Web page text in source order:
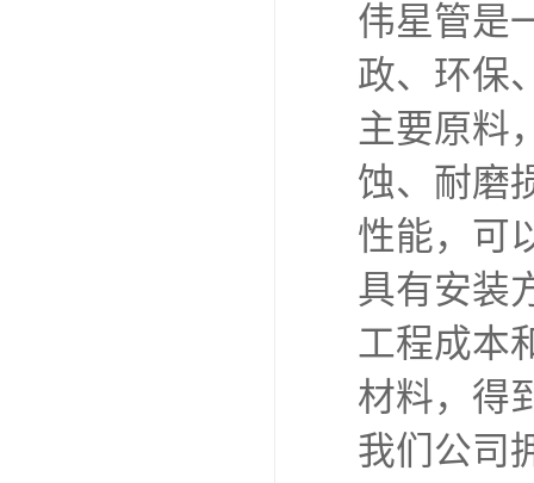
伟星管是
政、环保
主要原料
蚀、耐磨
性能，可
具有安装
工程成本
材料，得
我们公司